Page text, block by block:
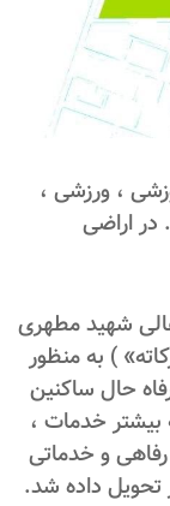
، ورزشی ،
اراضی
شهید مطهری
) به منظور
حال ساکنین
بیشتر خدمات ،
های رفاهی و خدماتی